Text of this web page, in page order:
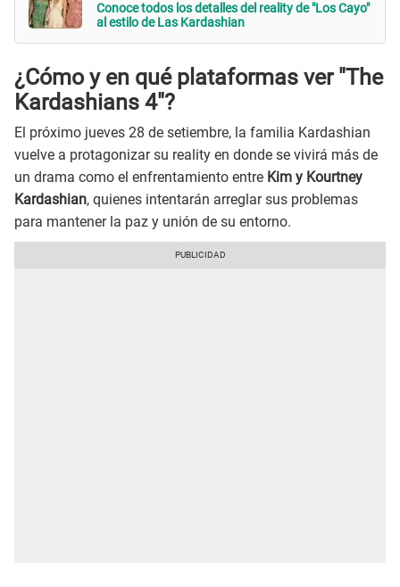
Conoce todos los detalles del reality de "Los Cayo"
al estilo de Las Kardashian
¿Cómo y en qué plataformas ver "The
Kardashians 4"?
El próximo jueves 28 de setiembre, la familia Kardashian
vuelve a protagonizar su reality en donde se vivirá más de
un drama como el enfrentamiento entre Kim y Kourtney
Kardashian, quienes intentarán arreglar sus problemas
para mantener la paz y unión de su entorno.